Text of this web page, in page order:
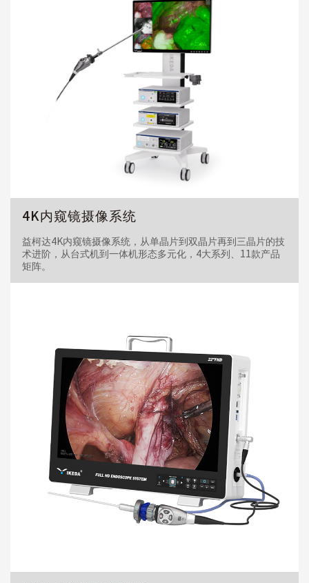
4K内窥镜摄像系统
益柯达4K内窥镜摄像系统，从单晶片到双晶片再到三晶片的技
术进阶，从台式机到一体机形态多元化，4大系列、11款产品
矩阵。